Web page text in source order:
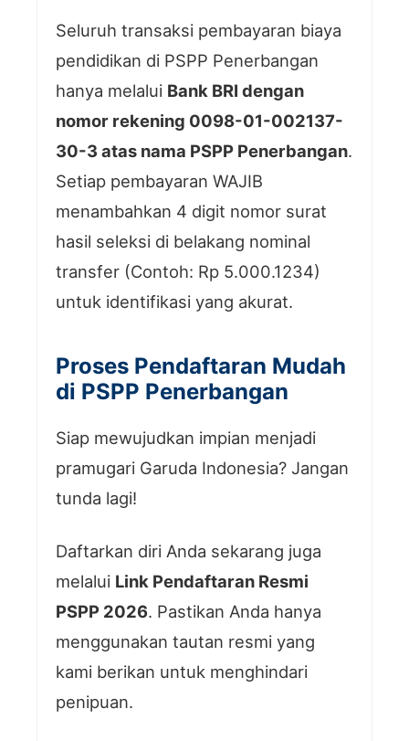
Seluruh transaksi pembayaran biaya
pendidikan di PSPP Penerbangan
hanya melalui Bank BRI dengan
nomor rekening 0098-01-002137-
30-3 atas nama PSPP Penerbangan.
Setiap pembayaran WAJIB
menambahkan 4 digit nomor surat
hasil seleksi di belakang nominal
transfer (Contoh: Rp 5.000.1234)
untuk identifikasi yang akurat.
Proses Pendaftaran Mudah
di PSPP Penerbangan
Siap mewujudkan impian menjadi
pramugari Garuda Indonesia? Jangan
tunda lagi!
Daftarkan diri Anda sekarang juga
melalui Link Pendaftaran Resmi
PSPP 2026. Pastikan Anda hanya
menggunakan tautan resmi yang
kami berikan untuk menghindari
penipuan.